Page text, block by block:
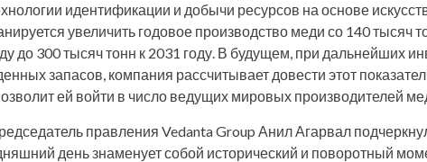
идентификации и добычи ресурсов на основе
увеличить годовое производство меди со 140 тысяч
до 300 тысяч тонн к 2031 году. В будущем, при дальнейших
запасов, компания рассчитывает довести этот
ей войти в число ведущих мировых производителей
правления Vedanta Group Анил Агарвал
день знаменует собой исторический и поворотный